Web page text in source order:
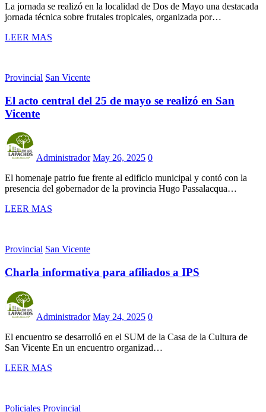
La jornada se realizó en la localidad de Dos de Mayo una destacada
jornada técnica sobre frutales tropicales, organizada por…
LEER MAS
Provincial San Vicente
El acto central del 25 de mayo se realizó en San
Vicente
Administrador May 26, 2025 0
El homenaje patrio fue frente al edificio municipal y contó con la
presencia del gobernador de la provincia Hugo Passalacqua…
LEER MAS
Provincial San Vicente
Charla informativa para afiliados a IPS
Administrador May 24, 2025 0
El encuentro se desarrolló en el SUM de la Casa de la Cultura de
San Vicente En un encuentro organizad…
LEER MAS
Policiales Provincial